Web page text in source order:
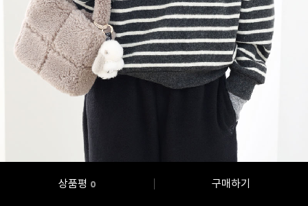
상품평 0 구매하기